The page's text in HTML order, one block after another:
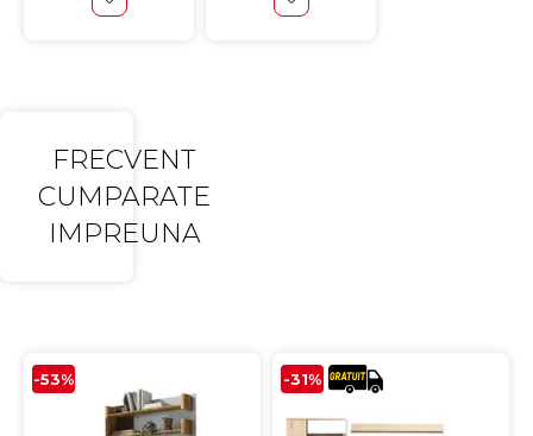
FRECVENT
CUMPARATE
IMPREUNA
-53% -31%